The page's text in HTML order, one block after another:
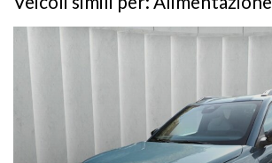
Vedi dettagli